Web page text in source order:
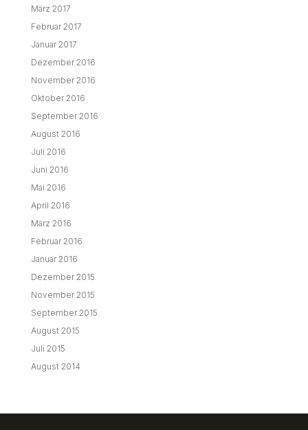
März 2017
Februar 2017
Januar 2017
Dezember 2016
November 2016
Oktober 2016
September 2016
August 2016
Juli 2016
Juni 2016
Mai 2016
April 2016
März 2016
Februar 2016
Januar 2016
Dezember 2015
November 2015
September 2015
August 2015
Juli 2015
August 2014